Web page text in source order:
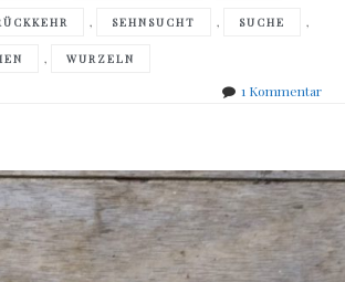
, SEHNSUCHT , SUCHE ,
, WURZELN
1 Kommentarzu
Das
Kaff